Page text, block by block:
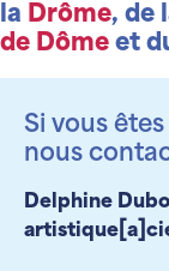
la Drôme, de
de Dôme et
Si vous
nous
Delphine